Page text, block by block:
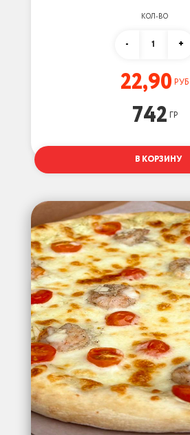
КОЛ-ВО
- 1 +
22,90 РУБ
742 ГР
В КОРЗИНУ